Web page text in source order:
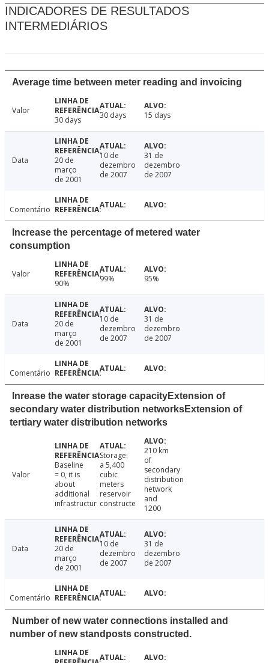
INDICADORES DE RESULTADOS
INTERMEDIÁRIOS
Average time between meter reading and invoicing
Valor
30 days
30 days 15 days
Data
20 de
março
de 2001
10 de
dezembro
de 2007
31 de
dezembro
de 2007
Comentário
Increase the percentage of metered water
consumption
Valor
90%
99% 95%
Data
20 de
março
de 2001
10 de
dezembro
de 2007
31 de
dezembro
de 2007
Comentário
Inrease the water storage capacityExtension of
secondary water distribution networksExtension of
tertiary water distribution networks
Valor
Baseline
= 0, it is
about
additional
infrastructur
Storage:
a 5,400
cubic
meters
reservoir
constructe
210 km
of
secondary
distribution
network
and
1200
Data
20 de
março
de 2001
10 de
dezembro
de 2007
31 de
dezembro
de 2007
Comentário
Number of new water connections installed and
number of new standposts constructed.